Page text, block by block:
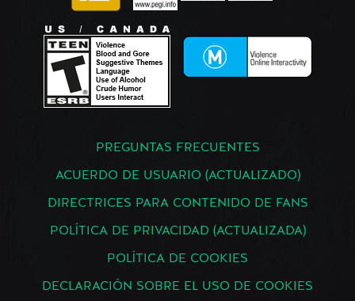
PREGUNTAS FRECUENTES
ACUERDO DE USUARIO (ACTUALIZADO)
DIRECTRICES PARA CONTENIDO DE FANS
POLÍTICA DE PRIVACIDAD (ACTUALIZADA)
POLÍTICA DE COOKIES
DECLARACIÓN SOBRE EL USO DE COOKIES